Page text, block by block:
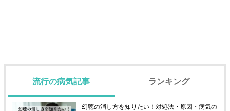
流行の病気記事 ランキング
幻聴の消し方を知りたい！対処法・原因・病気の